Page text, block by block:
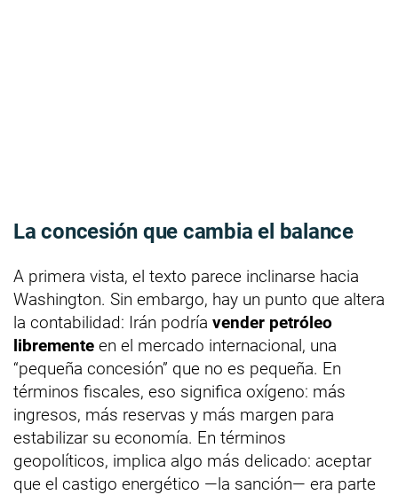
La concesión que cambia el balance
A primera vista, el texto parece inclinarse hacia
Washington. Sin embargo, hay un punto que altera
la contabilidad: Irán podría vender petróleo
libremente en el mercado internacional, una
“pequeña concesión” que no es pequeña. En
términos fiscales, eso significa oxígeno: más
ingresos, más reservas y más margen para
estabilizar su economía. En términos
geopolíticos, implica algo más delicado: aceptar
que el castigo energético —la sanción— era parte